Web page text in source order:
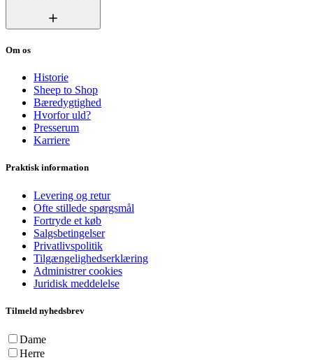
Om os
Historie
Sheep to Shop
Bæredygtighed
Hvorfor uld?
Presserum
Karriere
Praktisk information
Levering og retur
Ofte stillede spørgsmål
Fortryde et køb
Salgsbetingelser
Privatlivspolitik
Tilgængelighedserklæring
Administrer cookies
Juridisk meddelelse
Tilmeld nyhedsbrev
Dame
Herre